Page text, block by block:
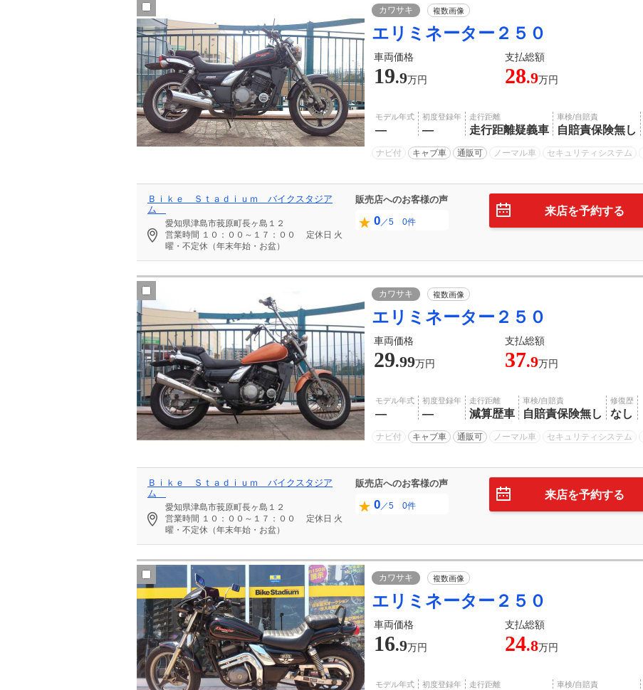
カワサキ 複数画像
エリミネーター２５０
車両価格 支払総額
19.9万円 28.9万円
モデル年式
―
初度登録年
―
走行距離
走行距離疑義車
車検/自賠責
自賠責保険無し
ナビ付 キャブ車 通販可 ノーマル車 セキュリティシステム
Ｂｉｋｅ Ｓｔａｄｉｕｍ バイクスタジア
ム
愛知県津島市莪原町長ヶ島１２
営業時間 １０：００～１７：００ 定休日 火
曜・不定休（年末年始・お盆）
販売店へのお客様の声
0／5 0件
来店を予約する
カワサキ 複数画像
エリミネーター２５０
車両価格 支払総額
29.99万円 37.9万円
モデル年式
―
初度登録年
―
走行距離
減算歴車
車検/自賠責
自賠責保険無し
修復歴
なし
ナビ付 キャブ車 通販可 ノーマル車 セキュリティシステム
Ｂｉｋｅ Ｓｔａｄｉｕｍ バイクスタジア
ム
愛知県津島市莪原町長ヶ島１２
営業時間 １０：００～１７：００ 定休日 火
曜・不定休（年末年始・お盆）
販売店へのお客様の声
0／5 0件
来店を予約する
カワサキ 複数画像
エリミネーター２５０
車両価格 支払総額
16.9万円 24.8万円
モデル年式 初度登録年 走行距離 車検/自賠責